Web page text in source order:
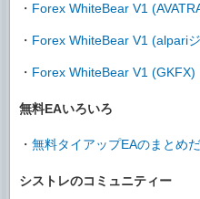
・ Forex WhiteBear V1
・ Forex WhiteBear V1 (alpari
・ Forex WhiteBear V1 (GKFX)
無料EAいろいろ
・ 無料タイアップEAのまとめだ
シストレのコミュニティー